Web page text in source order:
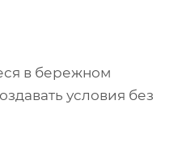
в бережном
условия без